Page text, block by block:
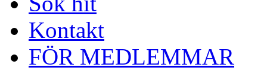
Kontakt
FÖR MEDLEMMAR